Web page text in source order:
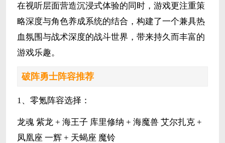
在视听层面营造沉浸式体验的同时，游戏更注重策
略深度与角色养成系统的结合，构建了一个兼具热
血氛围与战术深度的战斗世界，带来持久而丰富的
游戏乐趣。
破阵勇士阵容推荐
1、零氪阵容选择：
龙魂 紫龙 + 海王子 库里修纳 + 海魔兽 艾尔扎克 +
凤凰座 一辉 + 天蝎座 魔铃